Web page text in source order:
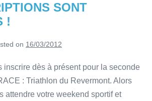
SONT
!
on 16/03/2012
inscrire dès à présent pour la seconde
: Triathlon du Revermont. Alors
attendre votre weekend sportif et